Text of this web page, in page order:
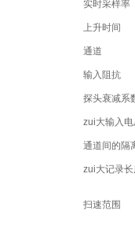
实时采样率
上升时间
通道
输入阻抗
探头衰减系
zui大输入电
通道间的隔
zui大记录长
扫速范围